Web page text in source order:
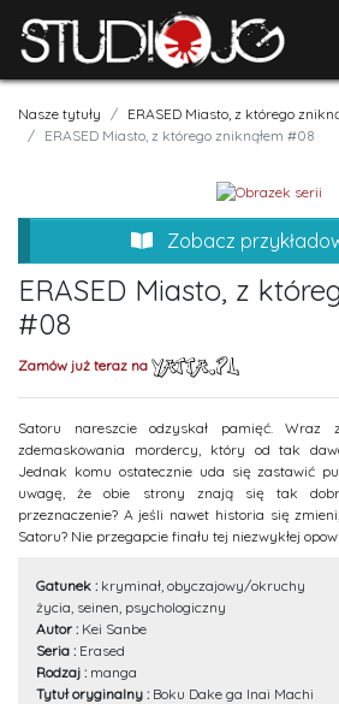
Nasze tytuły
ERASED Miasto, z którego
ERASED Miasto, z którego zniknąłem #08
Zobacz
ERASED Miasto, z
#08
Zamów już teraz na
Satoru nareszcie odzyskał pamięć. Wraz
zdemaskowania mordercy, który od tak
Jednak komu ostatecznie uda się zastawić
uwagę, że obie strony znają się tak
przeznaczenie? A jeśli nawet historia się
Satoru? Nie przegapcie finału tej niezwykłej
Gatunek : kryminał, obyczajowy/okruchy
życia, seinen, psychologiczny
Autor : Kei Sanbe
Seria : Erased
Rodzaj : manga
Tytuł oryginalny : Boku Dake ga Inai Machi